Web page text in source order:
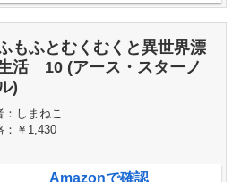
もふとむくむくと異世界漂
活 10 (アース・スターノ
)
しまねこ
￥1,430
Amazonで確認